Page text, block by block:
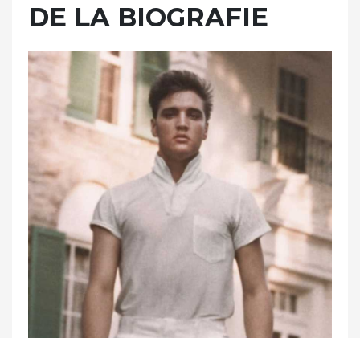
DE LA BIOGRAFIE